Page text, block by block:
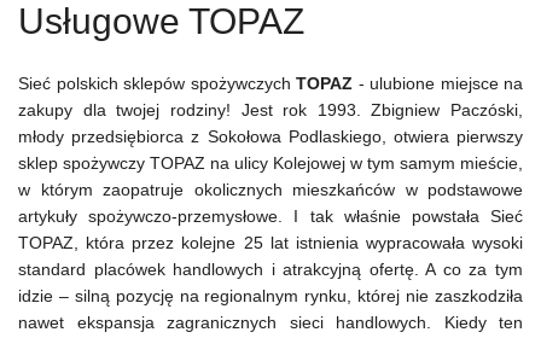
Usługowe TOPAZ
Sieć polskich sklepów spożywczych TOPAZ - ulubione miejsce na
zakupy dla twojej rodziny! Jest rok 1993. Zbigniew Paczóski,
młody przedsiębiorca z Sokołowa Podlaskiego, otwiera pierwszy
sklep spożywczy TOPAZ na ulicy Kolejowej w tym samym mieście,
w którym zaopatruje okolicznych mieszkańców w podstawowe
artykuły spożywczo-przemysłowe. I tak właśnie powstała Sieć
TOPAZ, która przez kolejne 25 lat istnienia wypracowała wysoki
standard placówek handlowych i atrakcyjną ofertę. A co za tym
idzie – silną pozycję na regionalnym rynku, której nie zaszkodziła
nawet ekspansja zagranicznych sieci handlowych. Kiedy ten